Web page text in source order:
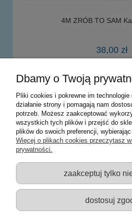
4M ZRÓB TO SAM
38,00 zł
powiadom o
Warunki
Moje konto
Informacje o
Sklep z zabawkami Łódź ::
edukacyjne :: Zestawy artystyczne ::
:: Zabawkownia :: zabawki dla dzieci
szkolne ::
Dbamy o Twoją
Pliki cookies i pokrewne im technologie
działanie strony i pomagają nam
potrzeb. Możesz zaakceptować
wszystkich tych plików i przejść do
plików do swoich preferencji,
Więcej o plikach cookies przeczytasz
prywatności.
zaakceptuj tylko
dostosuj